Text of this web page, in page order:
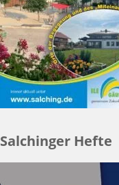
Salchinger Hefte